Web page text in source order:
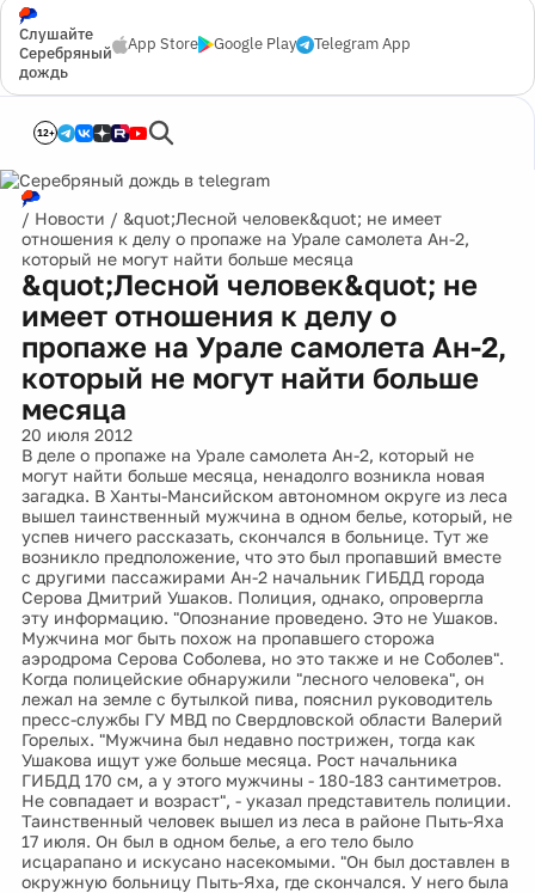
Слушайте
Серебряный
дождь
App Store Google Play Telegram App
12+
/ Новости / &quot;Лесной человек&quot; не имеет
отношения к делу о пропаже на Урале самолета Ан-2,
который не могут найти больше месяца
&quot;Лесной человек&quot; не
имеет отношения к делу о
пропаже на Урале самолета Ан-2,
который не могут найти больше
месяца
20 июля 2012
В деле о пропаже на Урале самолета Ан-2, который не
могут найти больше месяца, ненадолго возникла новая
загадка. В Ханты-Мансийском автономном округе из леса
вышел таинственный мужчина в одном белье, который, не
успев ничего рассказать, скончался в больнице. Тут же
возникло предположение, что это был пропавший вместе
с другими пассажирами Ан-2 начальник ГИБДД города
Серова Дмитрий Ушаков. Полиция, однако, опровергла
эту информацию. "Опознание проведено. Это не Ушаков.
Мужчина мог быть похож на пропавшего сторожа
аэродрома Серова Соболева, но это также и не Соболев".
Когда полицейские обнаружили "лесного человека", он
лежал на земле с бутылкой пива, пояснил руководитель
пресс-службы ГУ МВД по Свердловской области Валерий
Горелых. "Мужчина был недавно пострижен, тогда как
Ушакова ищут уже больше месяца. Рост начальника
ГИБДД 170 см, а у этого мужчины - 180-183 сантиметров.
Не совпадает и возраст", - указал представитель полиции.
Таинственный человек вышел из леса в районе Пыть-Яха
17 июля. Он был в одном белье, а его тело было
исцарапано и искусано насекомыми. "Он был доставлен в
окружную больницу Пыть-Яха, где скончался. У него была